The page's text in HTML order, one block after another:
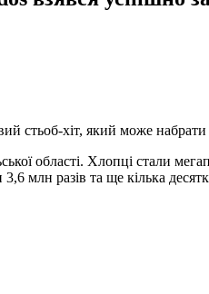
стьоб-хіт, який може
області. Хлопці стали
млн разів та ще кілька